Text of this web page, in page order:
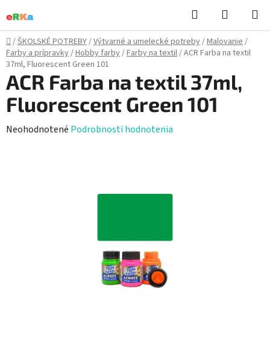
na
obsah
Hľadať
KOŠÍK
Domov
/ŠKOLSKÉ POTREBY/Výtvarné a umelecké potreby/Malovanie/
Farby a prípravky/Hobby farby/Farby na textil/ACR Farba na textil
37ml, Fluorescent Green 101
ACR Farba na textil 37ml,
Fluorescent Green 101
Priemerné
Neohodnotené Podrobnosti hodnotenia